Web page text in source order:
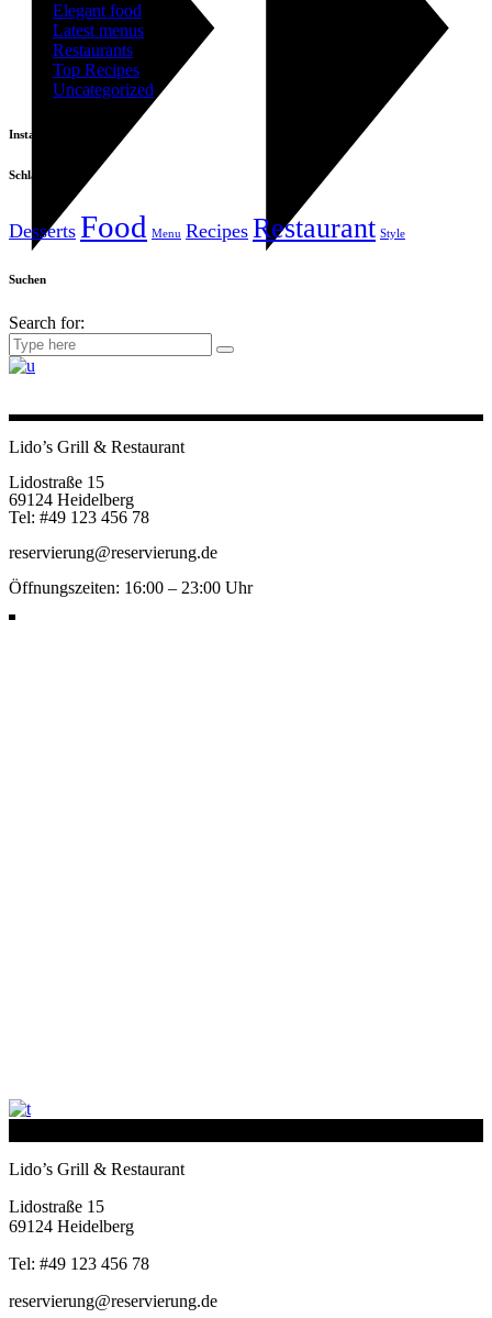
Elegant food
Latest menus
Restaurants
Top Recipes
Uncategorized
Instagram posts
Schlagwörter
Desserts Food Menu Recipes Restaurant Style
Suchen
Search for:
Lido’s Grill & Restaurant
Lidostraße 15
69124 Heidelberg
Tel: #49 123 456 78
reservierung@reservierung.de
Öffnungszeiten: 16:00 – 23:00 Uhr
Lido’s Grill & Restaurant
Lidostraße 15
69124 Heidelberg
Tel: #49 123 456 78
reservierung@reservierung.de